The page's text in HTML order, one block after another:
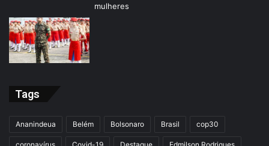
Tags
Ananindeua Belém Bolsonaro Brasil cop30